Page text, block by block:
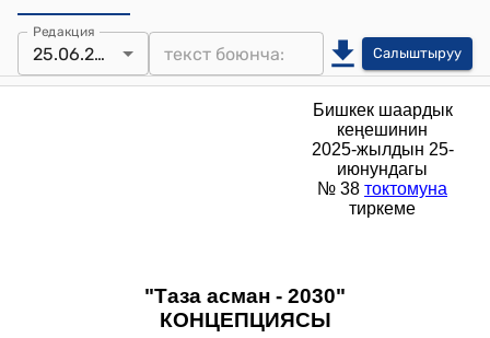
Редакция
25.06.2025 Салыштыруу